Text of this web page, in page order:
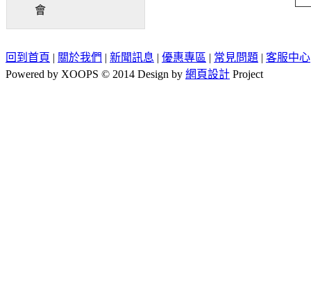
會
回到首頁 | 關於我們 | 新聞訊息 | 優惠專區 | 常見問題 | 客服中心
Powered by XOOPS © 2014 Design by 網頁設計 Project